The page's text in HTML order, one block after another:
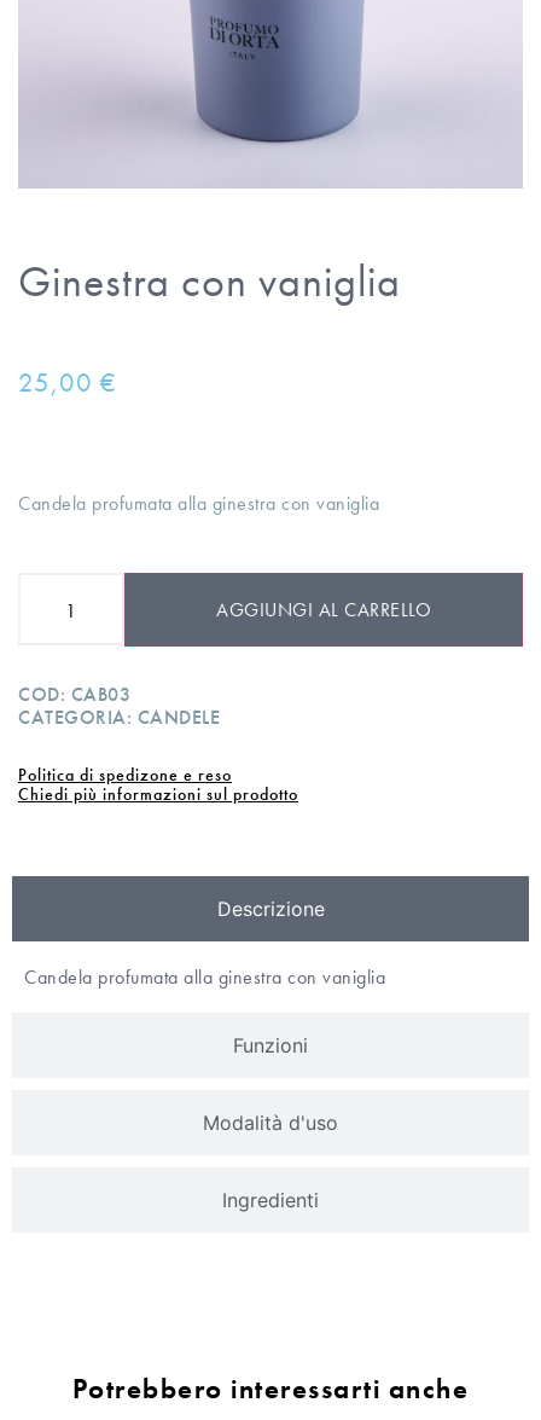
Ginestra con vaniglia
25,00 €
Candela profumata alla ginestra con vaniglia
AGGIUNGI AL CARRELLO
COD: CAB03
CATEGORIA: CANDELE
Politica di spedizone e reso
Chiedi più informazioni sul prodotto
Descrizione
Funzioni
Modalità d'uso
Ingredienti
Candela profumata alla ginestra con vaniglia
Potrebbero interessarti anche